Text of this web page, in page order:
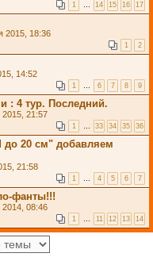
1 … 14 15 16 17
2015, 18:36
1 2
14:52
1 … 6 7 8 9
: 4 тур. Последний.
2015, 21:57
1 … 33 34 35 36
до 20 см" добавляем
21:58
1 … 4 5 6 7
фанты!!!
2014, 08:46
1 … 11 12 13 14